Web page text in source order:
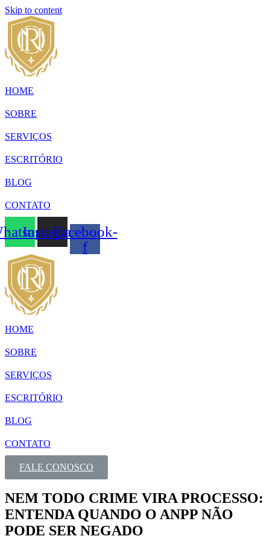
Skip to content
HOME
SOBRE
SERVIÇOS
ESCRITÓRIO
BLOG
CONTATO
InstagramFacebook-
f
HOME
SOBRE
SERVIÇOS
ESCRITÓRIO
BLOG
CONTATO
FALE CONOSCO
NEM TODO CRIME VIRA PROCESSO:
ENTENDA QUANDO O ANPP NÃO
PODE SER NEGADO